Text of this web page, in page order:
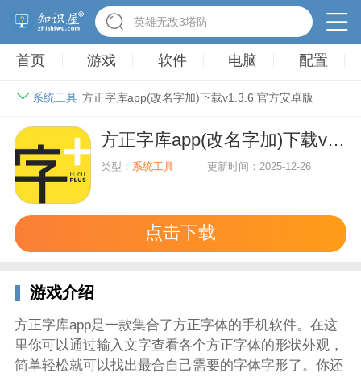
英雄无敌3塔防
首页 游戏 软件 电脑 配置
系统工具 方正字库app(改名字加)下载v1.3.6 官方安卓版
方正字库app(改名字加)下载v1.3.6 官方安卓版
类型： 系统工具 更新时间：2025-12-26
点击下载
游戏介绍
方正字库app是一款集合了方正字体的手机软件。在这
里你可以通过输入文字查看各个方正字体的形状外观，
简单轻松就可以找出最合自己需要的字体字形了。你还